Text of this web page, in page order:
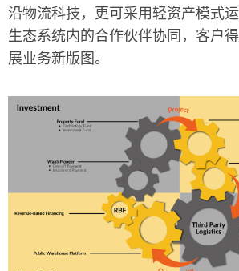
沿物流科技，更可采用轻资产模式
生态系统内的合作伙伴协同，客户
展业务新版图。